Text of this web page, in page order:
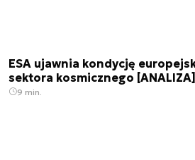
ESA ujawnia kondycję
sektora kosmicznego [ANALIZA]
9 min.